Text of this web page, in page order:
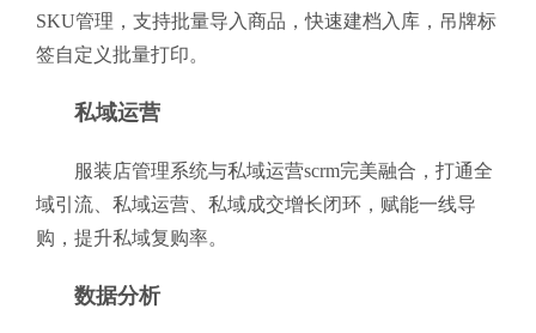
SKU管理，支持批量导入商品，快速建档入库，吊牌标
签自定义批量打印。
私域运营
服装店管理系统与私域运营scrm完美融合，打通全
域引流、私域运营、私域成交增长闭环，赋能一线导
购，提升私域复购率。
数据分析